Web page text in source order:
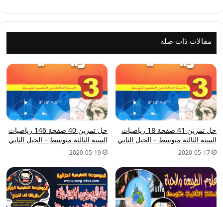
مقالات ذات صلة
حل تمرين 41 صفحة 18 رياضيات
السنة الثالثة متوسط – الجيل الثاني
2020-05-17
حل تمرين 40 صفحة 146 رياضيات
السنة الثالثة متوسط – الجيل الثاني
2020-05-19